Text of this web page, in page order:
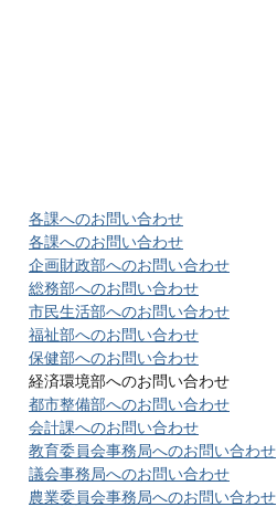
各課へのお問い合わせ
各課へのお問い合わせ
企画財政部へのお問い合わせ
総務部へのお問い合わせ
市民生活部へのお問い合わせ
福祉部へのお問い合わせ
保健部へのお問い合わせ
経済環境部へのお問い合わせ
都市整備部へのお問い合わせ
会計課へのお問い合わせ
教育委員会事務局へのお問い合わせ
議会事務局へのお問い合わせ
農業委員会事務局へのお問い合わせ